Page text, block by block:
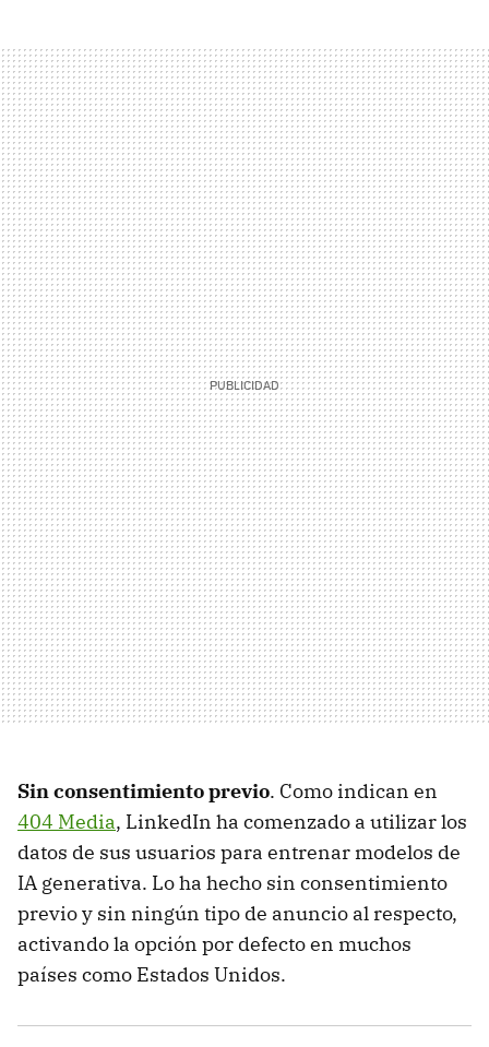
Sin consentimiento previo. Como indican en
404 Media, LinkedIn ha comenzado a utilizar los
datos de sus usuarios para entrenar modelos de
IA generativa. Lo ha hecho sin consentimiento
previo y sin ningún tipo de anuncio al respecto,
activando la opción por defecto en muchos
países como Estados Unidos.